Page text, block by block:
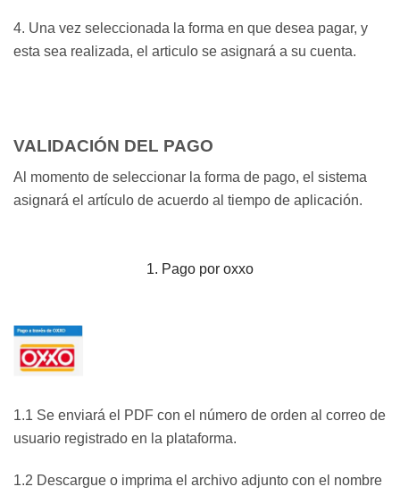
4. Una vez seleccionada la forma en que desea pagar, y
esta sea realizada, el articulo se asignará a su cuenta.
VALIDACIÓN DEL PAGO
Al momento de seleccionar la forma de pago, el sistema
asignará el artículo de acuerdo al tiempo de aplicación.
1. Pago por oxxo
1.1 Se enviará el PDF con el número de orden al correo de
usuario registrado en la plataforma.
1.2 Descargue o imprima el archivo adjunto con el nombre